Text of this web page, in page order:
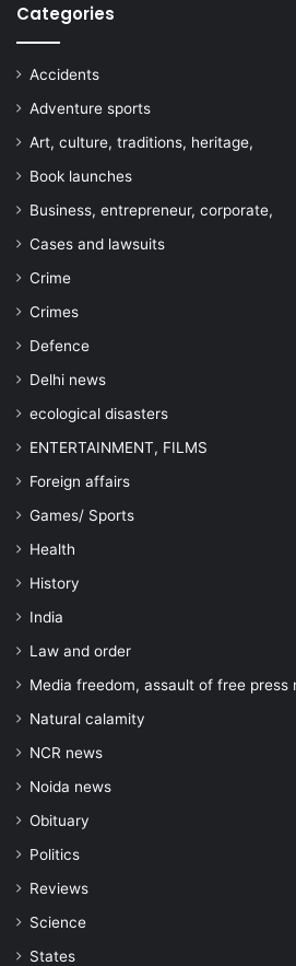
Categories
Accidents
Adventure sports
Art, culture, traditions, heritage,
Book launches
Business, entrepreneur, corporate,
Cases and lawsuits
Crime
Crimes
Defence
Delhi news
ecological disasters
ENTERTAINMENT, FILMS
Foreign affairs
Games/ Sports
Health
History
India
Law and order
Media freedom, assault of free press
Natural calamity
NCR news
Noida news
Obituary
Politics
Reviews
Science
States